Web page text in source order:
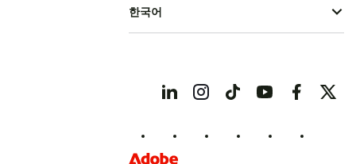
한국어